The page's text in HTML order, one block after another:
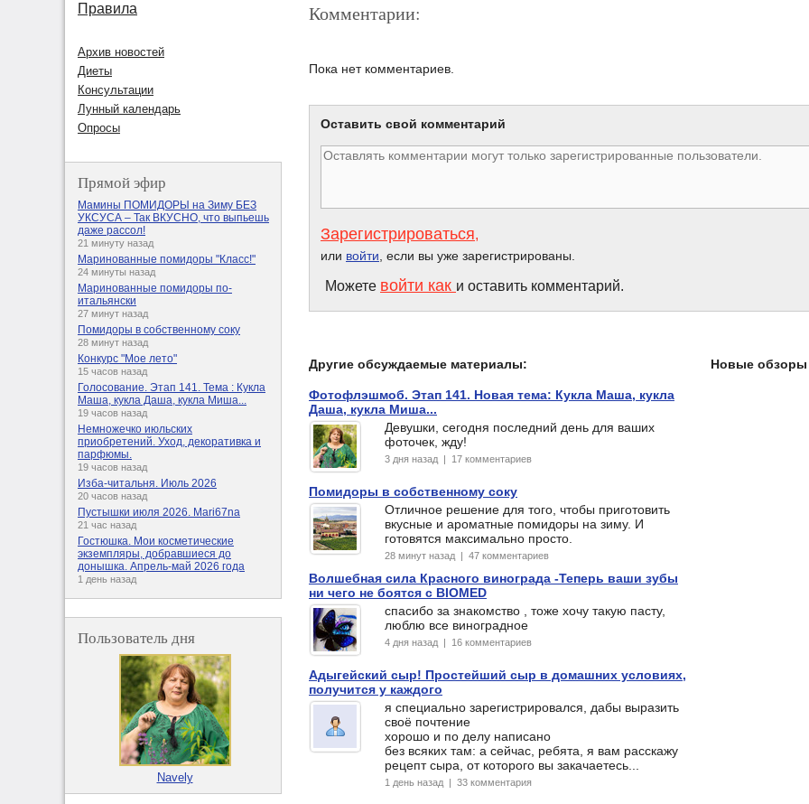
Комментарии:
Пока нет комментариев.
Оставить свой комментарий
Зарегистрироваться,
или войти , если вы уже зарегистрированы.
Можете войти как и оставить комментарий.
Другие обсуждаемые материалы:
Фотофлэшмоб. Этап 141. Новая тема: Кукла Маша, кукла
Даша, кукла Миша...
Девушки, сегодня последний день для ваших
фоточек, жду!
3 дня назад | 17 комментариев
Помидоры в собственному соку
Отличное решение для того, чтобы приготовить
вкусные и ароматные помидоры на зиму. И
готовятся максимально просто.
28 минут назад | 47 комментариев
Волшебная сила Красного винограда -Теперь ваши зубы
ни чего не боятся с BIOMED
спасибо за знакомство , тоже хочу такую пасту,
люблю все виноградное
4 дня назад | 16 комментариев
Адыгейский сыр! Простейший сыр в домашних условиях,
получится у каждого
я специально зарегистрировался, дабы выразить
своё почтение
хорошо и по делу написано
без всяких там: а сейчас, ребята, я вам расскажу
рецепт сыра, от которого вы закачаетесь...
1 день назад | 33 комментария
Новые обзоры
Правила
Архив новостей
Диеты
Консультации
Лунный календарь
Опросы
Прямой эфир
Мамины ПОМИДОРЫ на Зиму БЕЗ
УКСУСА – Так ВКУСНО, что выпьешь
даже рассол!
21 минуту назад
Маринованные помидоры "Класс!"
24 минуты назад
Маринованные помидоры по-
итальянски
27 минут назад
Помидоры в собственному соку
28 минут назад
Конкурс "Мое лето"
15 часов назад
Голосование. Этап 141. Тема : Кукла
Маша, кукла Даша, кукла Миша...
19 часов назад
Немножечко июльских
приобретений. Уход, декоративка и
парфюмы.
19 часов назад
Изба-читальня. Июль 2026
20 часов назад
Пустышки июля 2026. Mari67na
21 час назад
Гостюшка. Мои косметические
экземпляры, добравшиеся до
донышка. Апрель-май 2026 года
1 день назад
Пользователь дня
Navely